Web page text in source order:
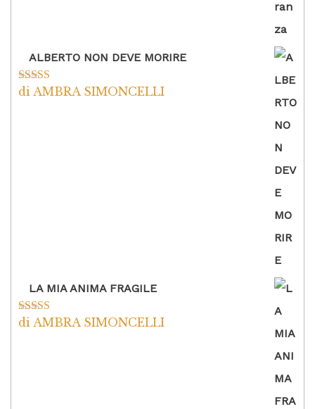
ALBERTO NON DEVE MORIRE
Valutato5su
di AMBRA SIMONCELLI
LA MIA ANIMA FRAGILE
Valutato5su
di AMBRA SIMONCELLI